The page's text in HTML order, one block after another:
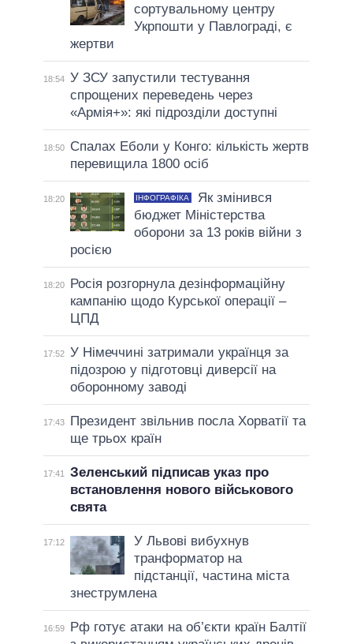
сортувальному центру
Укрпошти у Павлограді, є
жертви
18:54 У ЗСУ запустили тестування
спрощених переведень через
«Армія+»: які підрозділи доступні
18:50
Спалах Еболи у Конго: кількість жертв
перевищила 1800 осіб
18:20 ІНФОГРАФІКА
Як змінився
бюджет Міністерства
оборони за 13 років війни з
росією
18:20
Росія розгорнула дезінформаційну
кампанію щодо Курської операції –
ЦПД
17:52 У Німеччині затримали українця за
підозрою у підготовці диверсії на
оборонному заводі
17:43
Президент звільнив посла Хорватії та
ще трьох країн
17:41
Зеленський підписав указ про
встановлення нового військового
свята
17:12
У Львові вибухнув
транформатор на
підстанції, частина міста
знеструмлена
16:59
Рф готує атаки на об’єкти країн Балтії